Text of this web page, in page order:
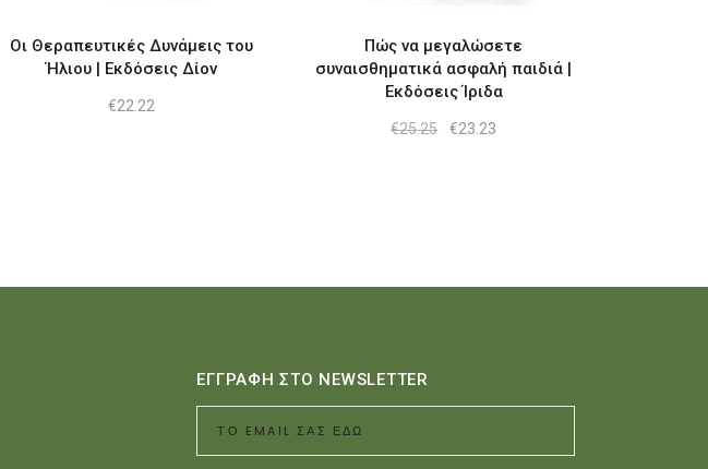
Οι Θεραπευτικές Δυνάμεις του
Ήλιου | Εκδόσεις Δίον
€22.22
Πώς να μεγαλώσετε
συναισθηματικά ασφαλή παιδιά |
Εκδόσεις Ίριδα
€25.25
Original
€23.23
ΕΓΓΡΑΦΗ ΣΤΟ NEWSLETTER